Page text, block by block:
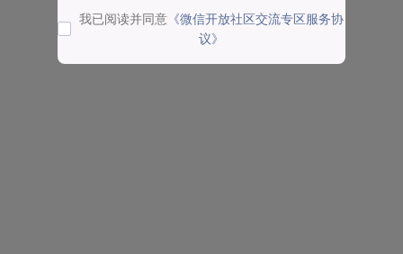
我已阅读并同意 《微信开放社区交流专区服务协
议》